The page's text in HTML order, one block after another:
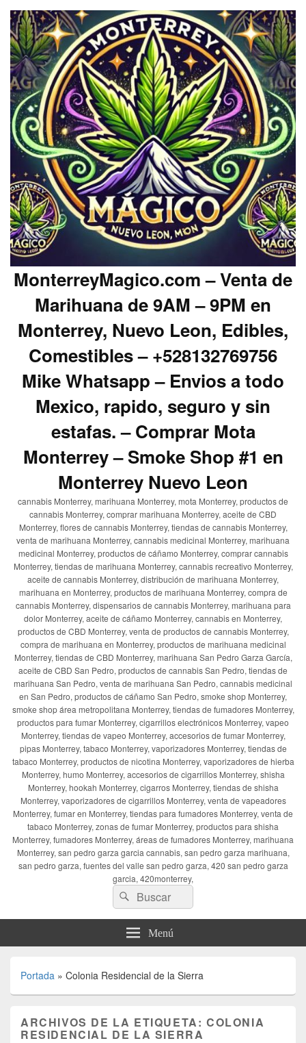
MonterreyMagico.com – Venta de
Marihuana de 9AM – 9PM en
Monterrey, Nuevo Leon, Edibles,
Comestibles – +528132769756
Mike Whatsapp – Envios a todo
Mexico, rapido, seguro y sin
estafas. – Comprar Mota
Monterrey – Smoke Shop #1 en
Monterrey Nuevo Leon
cannabis Monterrey, marihuana Monterrey, mota Monterrey, productos de
cannabis Monterrey, comprar marihuana Monterrey, aceite de CBD
Monterrey, flores de cannabis Monterrey, tiendas de cannabis Monterrey,
venta de marihuana Monterrey, cannabis medicinal Monterrey, marihuana
medicinal Monterrey, productos de cáñamo Monterrey, comprar cannabis
Monterrey, tiendas de marihuana Monterrey, cannabis recreativo Monterrey,
aceite de cannabis Monterrey, distribución de marihuana Monterrey,
marihuana en Monterrey, productos de marihuana Monterrey, compra de
cannabis Monterrey, dispensarios de cannabis Monterrey, marihuana para
dolor Monterrey, aceite de cáñamo Monterrey, cannabis en Monterrey,
productos de CBD Monterrey, venta de productos de cannabis Monterrey,
compra de marihuana en Monterrey, productos de marihuana medicinal
Monterrey, tiendas de CBD Monterrey, marihuana San Pedro Garza García,
aceite de CBD San Pedro, productos de cannabis San Pedro, tiendas de
marihuana San Pedro, venta de marihuana San Pedro, cannabis medicinal
en San Pedro, productos de cáñamo San Pedro, smoke shop Monterrey,
smoke shop área metropolitana Monterrey, tiendas de fumadores Monterrey,
productos para fumar Monterrey, cigarrillos electrónicos Monterrey, vapeo
Monterrey, tiendas de vapeo Monterrey, accesorios de fumar Monterrey,
pipas Monterrey, tabaco Monterrey, vaporizadores Monterrey, tiendas de
tabaco Monterrey, productos de nicotina Monterrey, vaporizadores de hierba
Monterrey, humo Monterrey, accesorios de cigarrillos Monterrey, shisha
Monterrey, hookah Monterrey, cigarros Monterrey, tiendas de shisha
Monterrey, vaporizadores de cigarrillos Monterrey, venta de vapeadores
Monterrey, fumar en Monterrey, tiendas para fumadores Monterrey, venta de
tabaco Monterrey, zonas de fumar Monterrey, productos para shisha
Monterrey, fumadores Monterrey, áreas de fumadores Monterrey, marihuana
Monterrey, san pedro garza garcia cannabis, san pedro garza marihuana,
san pedro garza, fuentes del valle san pedro garza, 420 san pedro garza
garcia, 420monterrey,
Buscar
por:
Buscar
Menú
Portada » Colonia Residencial de la Sierra
ARCHIVOS DE LA ETIQUETA:COLONIA
RESIDENCIAL DE LA SIERRA